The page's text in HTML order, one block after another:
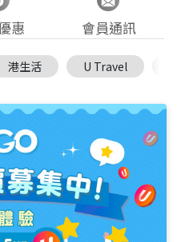
惠 會員通訊
港生活 U Travel